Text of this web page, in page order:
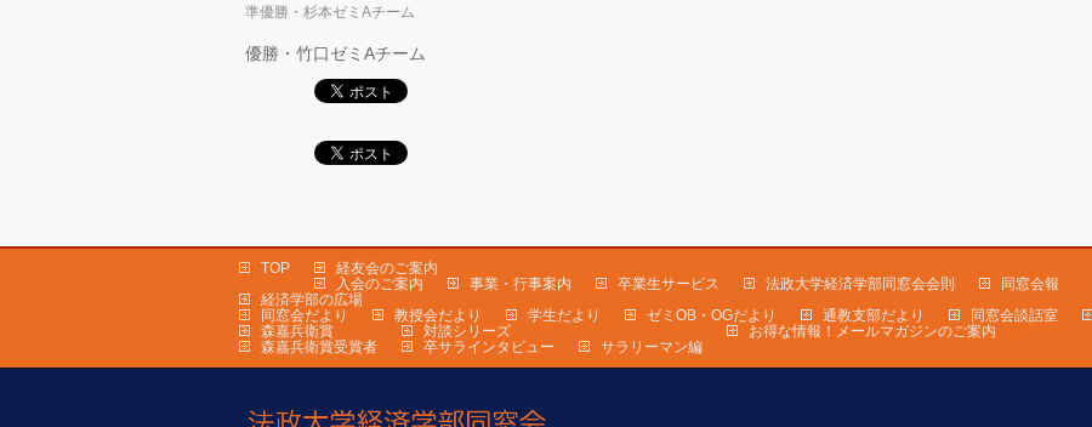
準優勝・杉本ゼミAチーム
優勝・竹口ゼミAチーム
TOP
経友会のご案内
入会のご案内
事業・行事案内 卒業生サービス 法政大学経済学部同窓会会則
同窓会報
経済学部の広場
同窓会だより
教授会だより 学生だより ゼミOB・OGだより 通教支部だより 同窓会談話室
森嘉兵衛賞
森嘉兵衛賞受賞者
対談シリーズ
卒サラインタビュー
サラリーマン編
お得な情報！メールマガジンのご案内